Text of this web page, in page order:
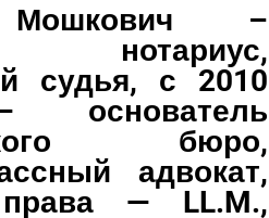
–
нотариус,
судья, с 2010
бюро,
адвокат,
— LL.M.,